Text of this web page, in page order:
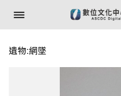
遺物:網墜